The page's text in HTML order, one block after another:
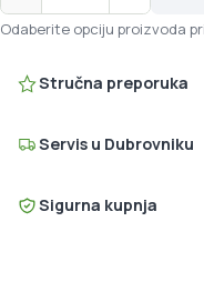
Odaberite opciju proizvoda
Stručna preporuka
Servis u Dubrovniku
Sigurna kupnja